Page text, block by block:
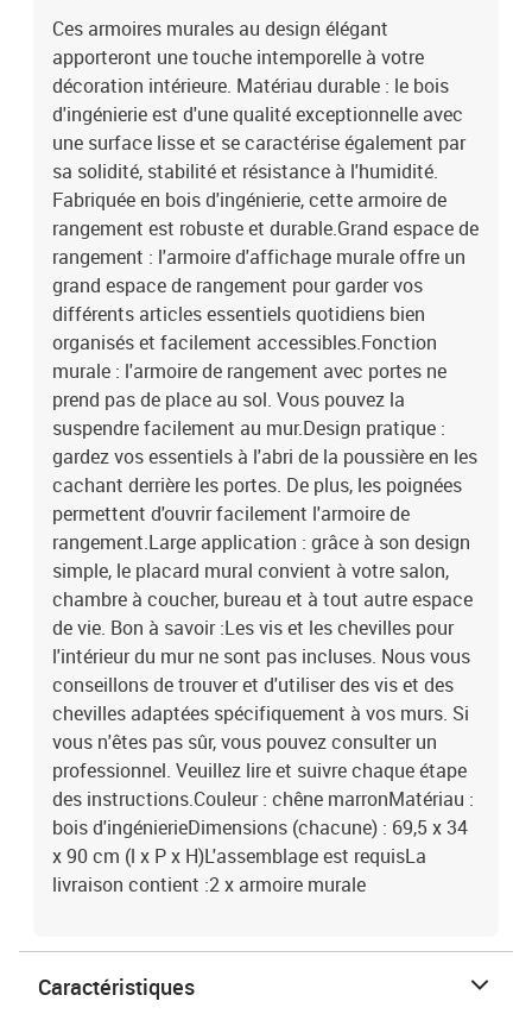
d'ouvrir facilement l'armoire de rangement.Large application :
grâce à son design simple, le placard mural convient à votre salon,
chambre à coucher, bureau et à tout autre espace de vie. Bon à
savoir :Les vis et les chevilles pour l'intérieur du mur ne sont pas
incluses. Nous vous conseillons de trouver et d'utiliser des vis et
des chevilles adaptées spécifiquement à vos murs. Si vous n'êtes
pas sûr, vous pouvez consulter un professionnel. Veuillez lire et
suivre chaque étape des instructions.Couleur : chêne
marronMatériau : bois d'ingénierieDimensions (chacune) : 69,5 x
34 x 90 cm (l x P x H)L'assemblage est requisLa livraison contient
:2 x armoire murale
Ces armoires murales au design élégant
apporteront une touche intemporelle à votre
décoration intérieure. Matériau durable : le bois
d'ingénierie est d'une qualité exceptionnelle avec
une surface lisse et se caractérise également par
sa solidité, stabilité et résistance à l'humidité.
Fabriquée en bois d'ingénierie, cette armoire de
rangement est robuste et durable.Grand espace de
rangement : l'armoire d'affichage murale offre un
grand espace de rangement pour garder vos
différents articles essentiels quotidiens bien
organisés et facilement accessibles.Fonction
murale : l'armoire de rangement avec portes ne
prend pas de place au sol. Vous pouvez la
suspendre facilement au mur.Design pratique :
gardez vos essentiels à l'abri de la poussière en les
cachant derrière les portes. De plus, les poignées
permettent d'ouvrir facilement l'armoire de
rangement.Large application : grâce à son design
simple, le placard mural convient à votre salon,
chambre à coucher, bureau et à tout autre espace
de vie. Bon à savoir :Les vis et les chevilles pour
l'intérieur du mur ne sont pas incluses. Nous vous
conseillons de trouver et d'utiliser des vis et des
chevilles adaptées spécifiquement à vos murs. Si
vous n'êtes pas sûr, vous pouvez consulter un
professionnel. Veuillez lire et suivre chaque étape
des instructions.Couleur : chêne marronMatériau :
bois d'ingénierieDimensions (chacune) : 69,5 x 34
x 90 cm (l x P x H)L'assemblage est requisLa
livraison contient :2 x armoire murale
Caractéristiques